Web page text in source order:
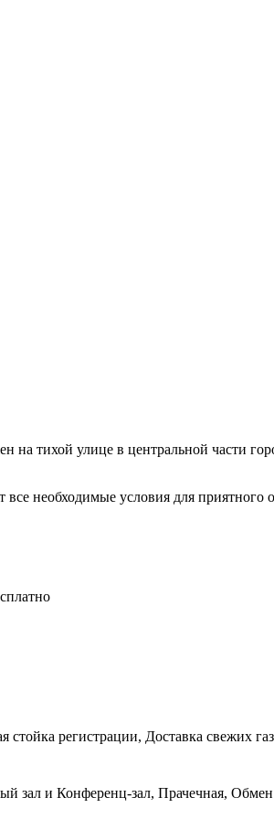
тихой улице в центральной части
необходимые условия для приятного
стойка регистрации, Доставка свежих
зал и Конференц-зал, Прачечная,